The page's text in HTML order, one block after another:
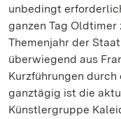
unbedingt
ganzen Tag Oldtimer
Themenjahr der
überwiegend aus
Kurzführungen
ganztägig ist die
Künstlergruppe